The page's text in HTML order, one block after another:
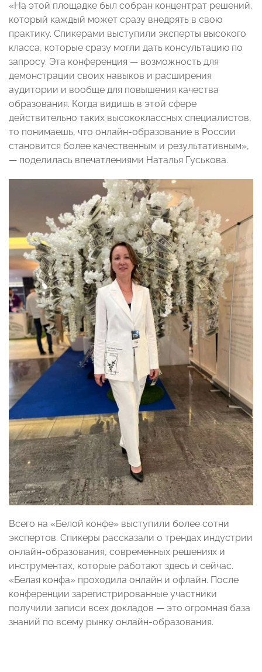
«На этой площадке был собран концентрат решений,
который каждый может сразу внедрять в свою
практику. Спикерами выступили эксперты высокого
класса, которые сразу могли дать консультацию по
запросу. Эта конференция — возможность для
демонстрации своих навыков и расширения
аудитории и вообще для повышения качества
образования. Когда видишь в этой сфере
действительно таких высококлассных специалистов,
то понимаешь, что онлайн-образование в России
становится более качественным и результативным»,
— поделилась впечатлениями Наталья Гуськова.
Всего на «Белой конфе» выступили более сотни
экспертов. Спикеры рассказали о трендах индустрии
онлайн-образования, современных решениях и
инструментах, которые работают здесь и сейчас.
«Белая конфа» проходила онлайн и офлайн. После
конференции зарегистрированные участники
получили записи всех докладов — это огромная база
знаний по всему рынку онлайн-образования.